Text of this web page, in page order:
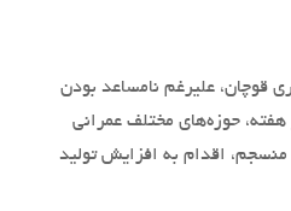
قوچان، علیرغم نامساعد بودن
حوزه‌های مختلف عمرانی
منسجم، اقدام به افزایش تولید